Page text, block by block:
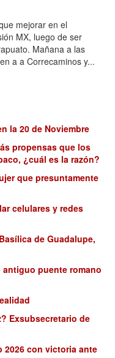
mejorar en el
MX, luego de ser
Mañana a las
a a Correcaminos y...
la 20 de Noviembre
propensas que los
¿cuál es la razón?
que presuntamente
celulares y redes
de Guadalupe,
puente romano
Exsubsecretario de
2026 con victoria ante